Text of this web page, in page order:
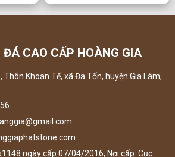
ĐÁ CAO CẤP HOÀNG GIA
Thôn Khoan Tế, xã Đa Tốn, huyện Gia Lâm,
ngày cấp 07/04/2016, Nơi cấp: Cục